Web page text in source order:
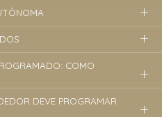
COMO
DEVE PROGRAMAR